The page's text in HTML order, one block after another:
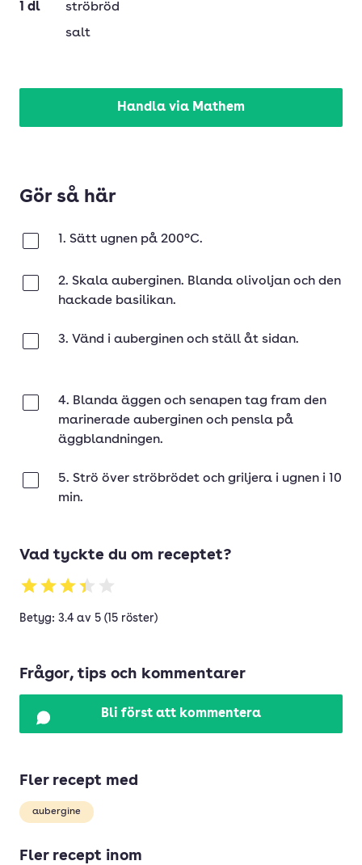
1 dl
ströbröd
salt
Handla via Mathem
Gör så här
1. Sätt ugnen på 200°C.
2. Skala auberginen. Blanda olivoljan och den
hackade basilikan.
3. Vänd i auberginen och ställ åt sidan.
4. Blanda äggen och senapen tag fram den
marinerade auberginen och pensla på
äggblandningen.
5. Strö över ströbrödet och griljera i ugnen i 10
min.
Vad tyckte du om receptet?
Betyg: 3.4 av 5 (15 röster)
Frågor, tips och kommentarer
Bli först att kommentera
Fler recept med
aubergine
Fler recept inom